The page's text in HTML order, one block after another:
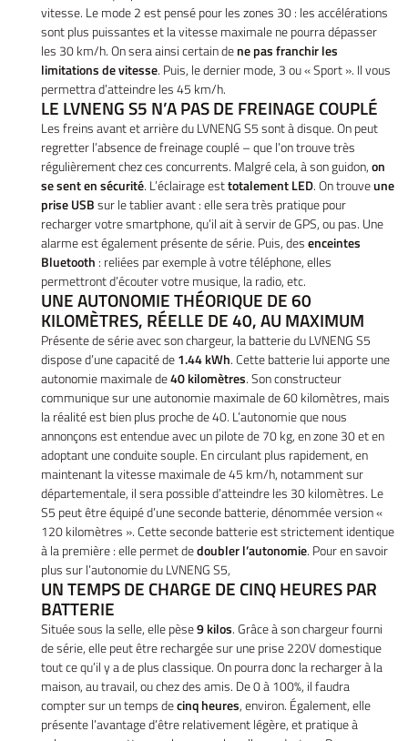
Accueil
Vélos
– Scooters
location
d’occasion
Services
votre véhicule
Actualités
Contact
UNE
01 30 43 50
vitesse. Le mode 2 est pensé pour les zones 30 : les accélérations
sont plus puissantes et la vitesse maximale ne pourra dépasser
les 30 km/h. On sera ainsi certain dene pas franchir les
limitations de vitesse. Puis, le dernier mode, 3 ou « Sport ». Il vous
permettra d’atteindre les 45 km/h.
LE LVNENG S5 N’A PAS DE FREINAGE COUPLÉ
Les freins avant et arrière du LVNENG S5 sont à disque. On peut
regretter l’absence de freinage couplé – que l’on trouve très
régulièrement chez ces concurrents. Malgré cela, à son guidon,on
se sent en sécurité. L’éclairage esttotalement LED. On trouveune
prise USBsur le tablier avant : elle sera très pratique pour
recharger votre smartphone, qu’il ait à servir de GPS, ou pas. Une
alarme est également présente de série. Puis, desenceintes
Bluetooth : reliées par exemple à votre téléphone, elles
permettront d’écouter votre musique, la radio, etc.
UNE AUTONOMIE THÉORIQUE DE 60
KILOMÈTRES, RÉELLE DE 40, AU MAXIMUM
Présente de série avec son chargeur, la batterie du LVNENG S5
dispose d’une capacité de1.44 kWh. Cette batterie lui apporte une
autonomie maximale de40 kilomètres. Son constructeur
communique sur une autonomie maximale de 60 kilomètres, mais
la réalité est bien plus proche de 40. L’autonomie que nous
annonçons est entendue avec un pilote de 70 kg, en zone 30 et en
adoptant une conduite souple. En circulant plus rapidement, en
maintenant la vitesse maximale de 45 km/h, notamment sur
départementale, il sera possible d’atteindre les 30 kilomètres. Le
S5 peut être équipé d’une seconde batterie, dénommée version «
120 kilomètres ». Cette seconde batterie est strictement identique
à la première : elle permet dedoubler l’autonomie. Pour en savoir
plus sur l’autonomie du LVNENG S5,
UN TEMPS DE CHARGE DE CINQ HEURES PAR
BATTERIE
Située sous la selle, elle pèse9 kilos. Grâce à son chargeur fourni
de série, elle peut être rechargée sur une prise 220V domestique
tout ce qu’il y a de plus classique. On pourra donc la recharger à la
maison, au travail, ou chez des amis. De 0 à 100%, il faudra
compter sur un temps decinq heures, environ. Également, elle
présente l’avantage d’être relativement légère, et pratique à